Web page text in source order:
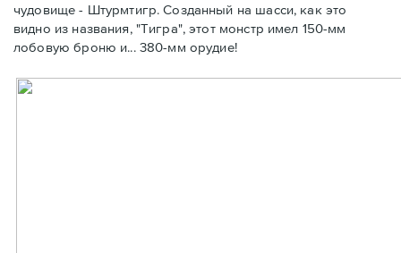
чудовище - Штурмтигр. Созданный на шасси, как это
видно из названия, "Тигра", этот монстр имел 150-мм
лобовую броню и... 380-мм орудие!